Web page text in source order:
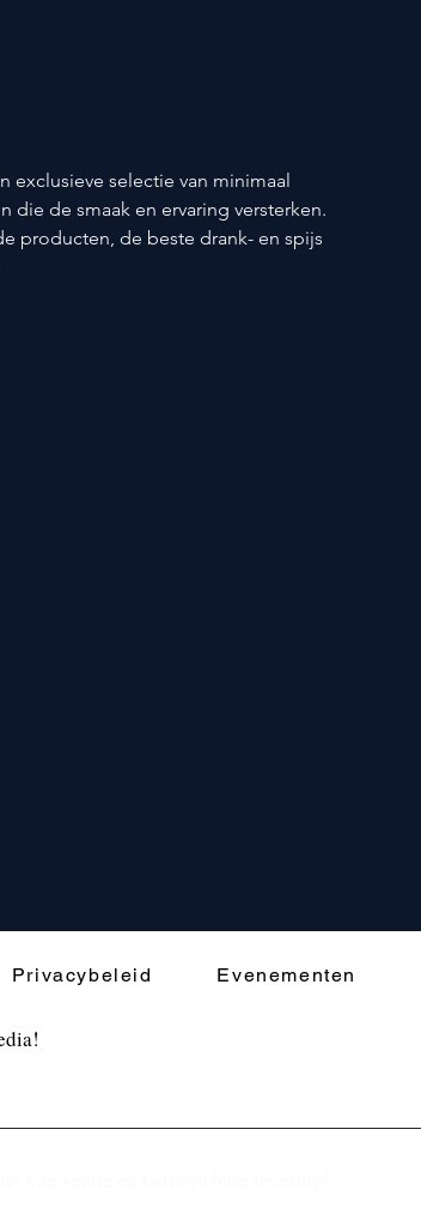
selectie van minimaal
die de smaak en ervaring versterken.
producten, de beste drank- en spijs
Privacybeleid Evenementen